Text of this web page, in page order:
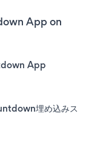
App on
App
埋め込みス